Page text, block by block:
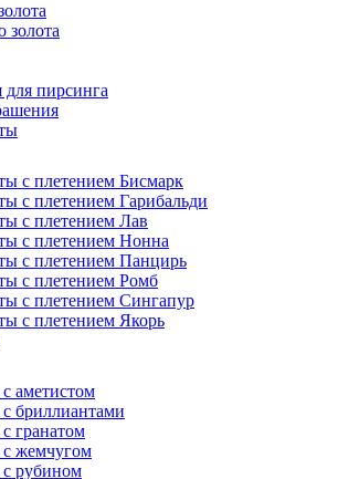
золота
пирсинга
с плетением Бисмарк
с плетением Гарибальди
с плетением Лав
с плетением Нонна
с плетением Панцирь
с плетением Ромб
с плетением Сингапур
с плетением Якорь
аметистом
бриллиантами
гранатом
с жемчугом
с рубином